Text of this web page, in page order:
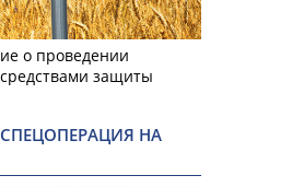
о проведении
защиты
НА